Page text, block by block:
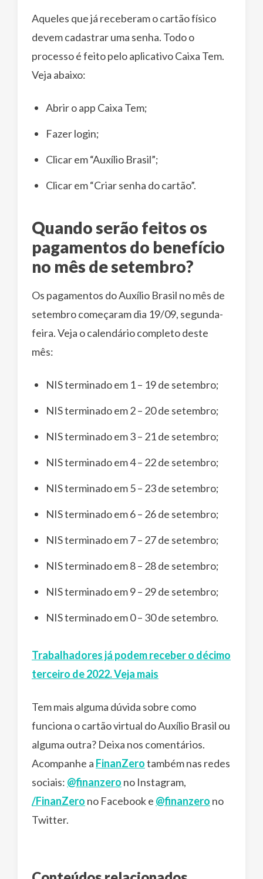
Aqueles que já receberam o cartão físico
devem cadastrar uma senha. Todo o
processo é feito pelo aplicativo Caixa Tem.
Veja abaixo:
Abrir o app Caixa Tem;
Fazer login;
Clicar em “Auxílio Brasil”;
Clicar em “Criar senha do cartão”.
Quando serão feitos os
pagamentos do benefício
no mês de setembro?
Os pagamentos do Auxílio Brasil no mês de
setembro começaram dia 19/09, segunda-
feira. Veja o calendário completo deste
mês:
NIS terminado em 1 – 19 de setembro;
NIS terminado em 2 – 20 de setembro;
NIS terminado em 3 – 21 de setembro;
NIS terminado em 4 – 22 de setembro;
NIS terminado em 5 – 23 de setembro;
NIS terminado em 6 – 26 de setembro;
NIS terminado em 7 – 27 de setembro;
NIS terminado em 8 – 28 de setembro;
NIS terminado em 9 – 29 de setembro;
NIS terminado em 0 – 30 de setembro.
Trabalhadores já podem receber o décimo
terceiro de 2022. Veja mais
Tem mais alguma dúvida sobre como
funciona o cartão virtual do Auxílio Brasil ou
alguma outra? Deixa nos comentários.
Acompanhe a FinanZerotambém nas redes
sociais: @finanzero no Instagram,
/FinanZero no Facebook e @finanzero no
Twitter.